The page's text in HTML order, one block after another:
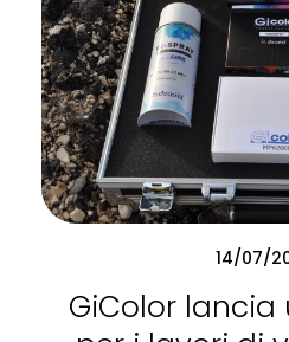
14/07/
GiColor lancia